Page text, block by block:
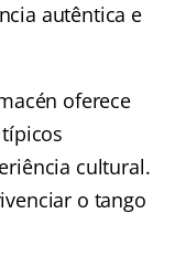
autêntica e
oferece
cultural.
o tango